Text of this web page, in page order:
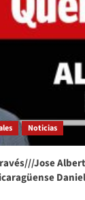
Noticias
Jose